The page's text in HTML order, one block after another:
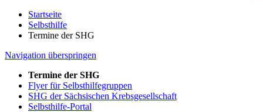
Startseite
Selbsthilfe
Termine der SHG
Navigation überspringen
Termine der SHG
Flyer für Selbsthilfegruppen
SHG der Sächsischen Krebsgesellschaft
Selbsthilfe-Portal